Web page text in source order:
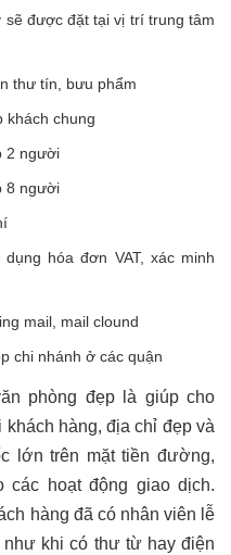
sẽ được đặt tại vị trí trung tâm
thư tín, bưu phẩm
khách chung
2 người
8 người
hóa đơn VAT, xác minh
mail, mail clound
chi nhánh ở các quận
phòng đẹp là giúp cho
hàng, địa chỉ đẹp và
lớn trên mặt tiền đường,
các hoạt động giao dịch.
hàng đã có nhân viên lễ
khi có thư từ hay điện